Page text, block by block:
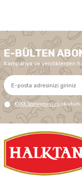
E-BÜLTEN
Kampanya ve yeniliklerden
KVKK Sözleşmesi'ni ,